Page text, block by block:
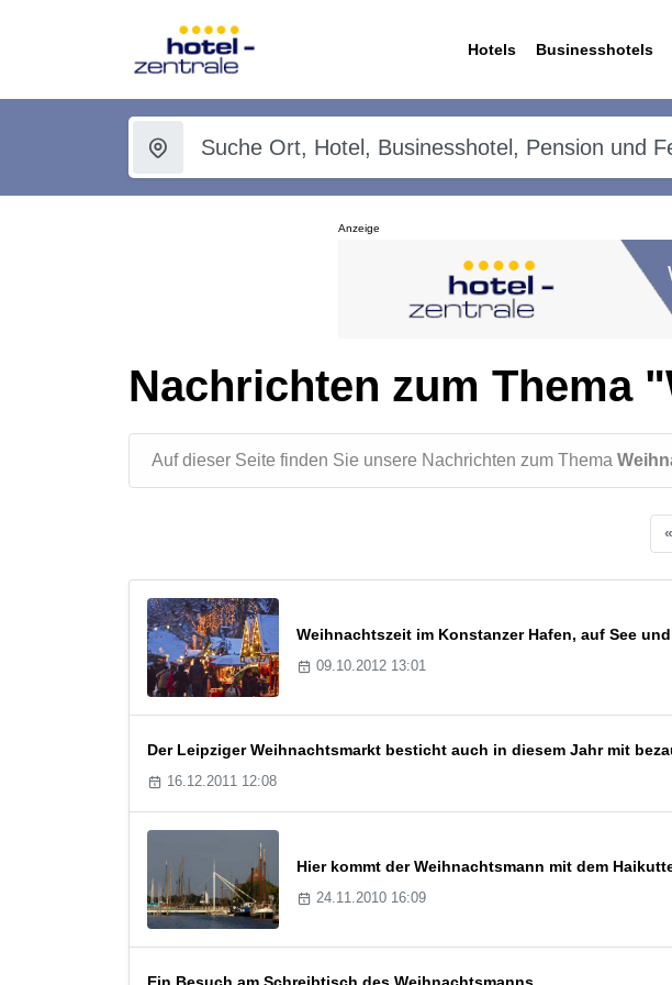
Hotels Businesshotels
Anzeige
Nachrichten zum Thema
Auf dieser Seite finden Sie unsere Nachrichten zum Thema
«
Weihnachtszeit im Konstanzer Hafen, auf See
09.10.2012 13:01
Der Leipziger Weihnachtsmarkt besticht auch in diesem Jahr mit
16.12.2011 12:08
Hier kommt der Weihnachtsmann mit dem
24.11.2010 16:09